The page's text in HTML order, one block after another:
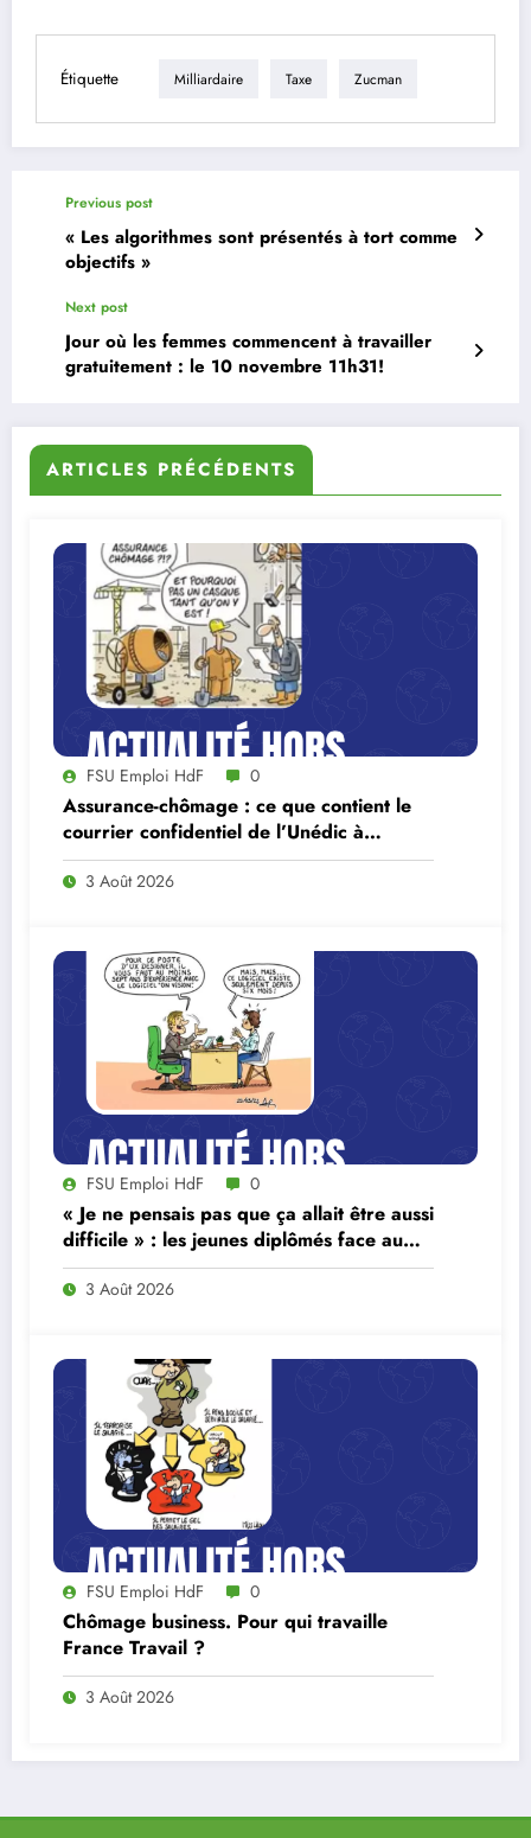
Étiquette Milliardaire Taxe Zucman
Previous post
« Les algorithmes sont présentés à tort comme
objectifs »
Next post
Jour où les femmes commencent à travailler
gratuitement : le 10 novembre 11h31!
ARTICLES PRÉCÉDENTS
FSU Emploi HdF 0
Assurance-chômage : ce que contient le
courrier confidentiel de l’Unédic à
Lecornu
3 Août 2026
FSU Emploi HdF 0
« Je ne pensais pas que ça allait être aussi
difficile » : les jeunes diplômés face au
ralentissement du marché du travail
3 Août 2026
FSU Emploi HdF 0
Chômage business. Pour qui travaille
France Travail ?
3 Août 2026